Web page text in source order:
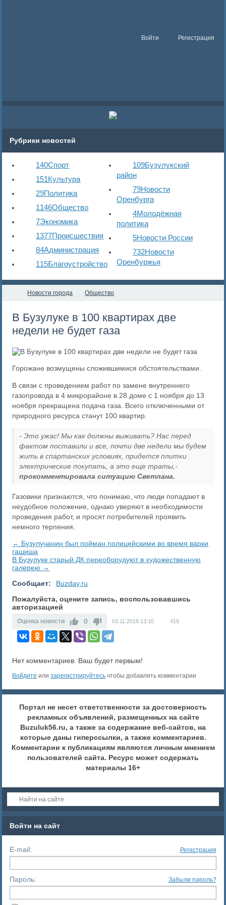
Войти Регистрация
Рубрики новостей
140Спорт
151Культура
29Политика
1146Общество
7Экономика
1377Происшествия
84Администрация
115Благоустройство
109Бузулукский
район
79Новости
Оренбурга
4Молодёжная
политика
5Новости России
732Новости
Оренбуржья
Новости города Общество
В Бузулуке в 100 квартирах две
недели не будет газа
Горожане возмущены сложившимися обстоятельствами.
В связи с проведением работ по замене внутреннего
газопровода в 4 микрорайоне в 28 доме с 1 ноября до 13
ноября прекращена подача газа. Всего отключенными от
природного ресурса станут 100 квартир.
- Это ужас! Мы как должны выживать? Нас перед
фактом поставили и все, почти две недели мы будем
жить в спартанских условиях, придется плитки
электрические покупать, а это еще траты,-
прокомментировала ситуацию Светлана.
Газовики признаются, что понимаю, что люди попадают в
неудобное положение, однако уверяют в необходимости
проведения работ, и просят потребителей проявить
немного терпения.
← Бузулучанин был пойман полицейскими во время варки
гашиша
В Бузулуке старый ДК переоборудуют в художественную
галерею →
Сообщает:
Buzday.ru
Пожалуйста, оцените запись, воспользовавшись
авторизацией
Оценка новости 0 03.11.2018 13:10 419
Нет комментариев. Ваш будет первым!
Войдите илизарегистрируйтесь чтобы добавлять комментарии
Портал не несет ответственности за достоверность
рекламных объявлений, размещенных на сайте
Buzuluk56.ru, а также за содержание веб-сайтов, на
которые даны гиперссылки, а также комментариев.
Комментарии к публикациям являются личным мнением
пользователей сайта. Ресурс может содержать
материалы 16+
Войти на сайт
E-mail: Регистрация
Пароль: Забыли пароль?